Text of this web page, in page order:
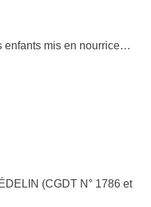
enfants mis en nourrice…
(CGDT N° 1786 et